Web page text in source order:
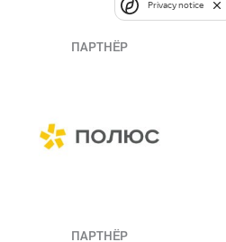
ПАРТНЁР
ПАРТНЁР
Privacy notice